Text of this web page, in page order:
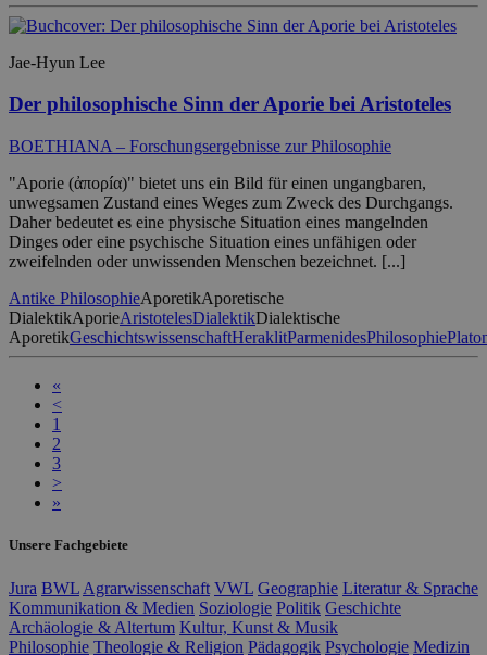
Jae-Hyun Lee
Der philosophische Sinn der Aporie bei Aristoteles
BOETHIANA – Forschungsergebnisse zur Philosophie
"Aporie (ἀπορíα)" bietet uns ein Bild für einen ungangbaren,
unwegsamen Zustand eines Weges zum Zweck des Durchgangs.
Daher bedeutet es eine physische Situation eines mangelnden
Dinges oder eine psychische Situation eines unfähigen oder
zweifelnden oder unwissenden Menschen bezeichnet. [...]
Antike PhilosophieAporetikAporetische
DialektikAporieAristotelesDialektikDialektische
AporetikGeschichtswissenschaftHeraklitParmenidesPhilosophie
«
<
1
2
3
>
»
Unsere Fachgebiete
Jura BWL Agrarwissenschaft VWL Geographie Literatur & Sprache
Kommunikation & Medien Soziologie Politik Geschichte
Archäologie & Altertum Kultur, Kunst & Musik
Philosophie Theologie & Religion Pädagogik Psychologie Medizin